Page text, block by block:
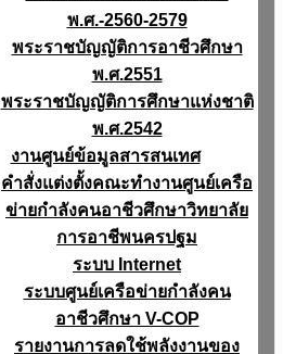
พ.ศ.-2560-2579
พระราชบัญญัติการอาชีวศึกษา
พ.ศ.2551
พระราชบัญญัติการศึกษาแห่งชาติ
พ.ศ.2542
งานศูนย์ข้อมูลสารสนเทศ
คำสั่งแต่งตั้งคณะทำงานศูนย์เครือ
ข่ายกำลังคนอาชีวศึกษาวิทยาลัย
การอาชีพนครปฐม
ระบบ Internet
ระบบศูนย์เครือข่ายกำลังคน
อาชีวศึกษา V-COP
รายงานการลดใช้พลังงานของ